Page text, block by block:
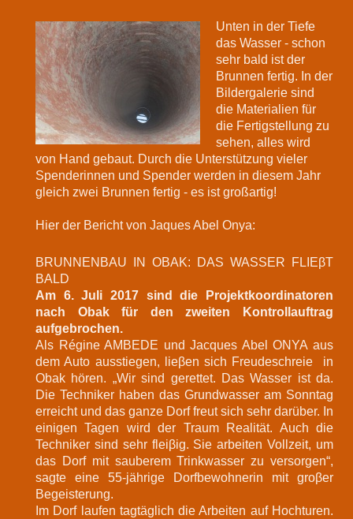
Unten in der Tiefe
das Wasser - schon
sehr bald ist der
Brunnen fertig. In der
Bildergalerie sind
die Materialien für
die Fertigstellung zu
sehen, alles wird
von Hand gebaut. Durch die Unterstützung vieler
Spenderinnen und Spender werden in diesem Jahr
gleich zwei Brunnen fertig - es ist großartig!
Hier der Bericht von Jaques Abel Onya:
BRUNNENBAU IN OBAK: DAS WASSER FLIEβT
BALD
Am 6. Juli 2017 sind die Projektkoordinatoren
nach Obak für den zweiten Kontrollauftrag
aufgebrochen.
Als Régine AMBEDE und Jacques Abel ONYA aus
dem Auto ausstiegen, lieβen sich Freudeschreie in
Obak hören. „Wir sind gerettet. Das Wasser ist da.
Die Techniker haben das Grundwasser am Sonntag
erreicht und das ganze Dorf freut sich sehr darüber. In
einigen Tagen wird der Traum Realität. Auch die
Techniker sind sehr fleiβig. Sie arbeiten Vollzeit, um
das Dorf mit sauberem Trinkwasser zu versorgen“,
sagte eine 55-jährige Dorfbewohnerin mit groβer
Begeisterung.
Im Dorf laufen tagtäglich die Arbeiten auf Hochturen.